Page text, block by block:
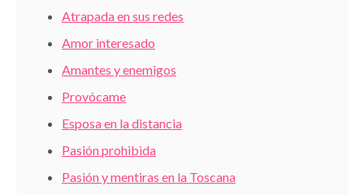
Atrapada en sus redes
Amor interesado
Amantes y enemigos
Provócame
Esposa en la distancia
Pasión prohibida
Pasión y mentiras en la Toscana